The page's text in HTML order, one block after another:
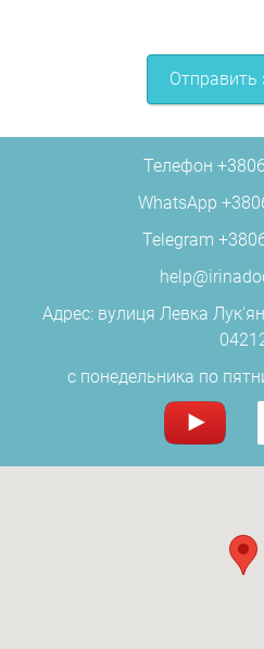
Отправить
Телефон
WhatsApp
Telegram
Адрес: вулиця Левка
c понедельника по